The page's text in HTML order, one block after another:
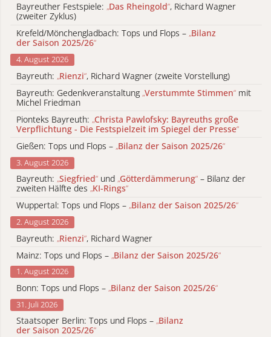
Bayreuther Festspiele: „Das Rheingold“, Richard Wagner
(zweiter Zyklus)
Krefeld/Mönchengladbach: Tops und Flops – „Bilanz
der Saison 2025/26“
4. August 2026
Bayreuth: „Rienzi“, Richard Wagner (zweite Vorstellung)
Bayreuth: Gedenkveranstaltung „Verstummte Stimmen“ mit
Michel Friedman
Pionteks Bayreuth: „Christa Pawlofsky: Bayreuths große
Verpflichtung - Die Festspielzeit im Spiegel der Presse“
Gießen: Tops und Flops – „Bilanz der Saison 2025/26“
3. August 2026
Bayreuth: „Siegfried“ und „Götterdämmerung“ – Bilanz der
zweiten Hälfte des „KI-Rings“
Wuppertal: Tops und Flops – „Bilanz der Saison 2025/26“
2. August 2026
Bayreuth: „Rienzi“, Richard Wagner
Mainz: Tops und Flops – „Bilanz der Saison 2025/26“
1. August 2026
Bonn: Tops und Flops – „Bilanz der Saison 2025/26“
31. Juli 2026
Staatsoper Berlin: Tops und Flops – „Bilanz
der Saison 2025/26“